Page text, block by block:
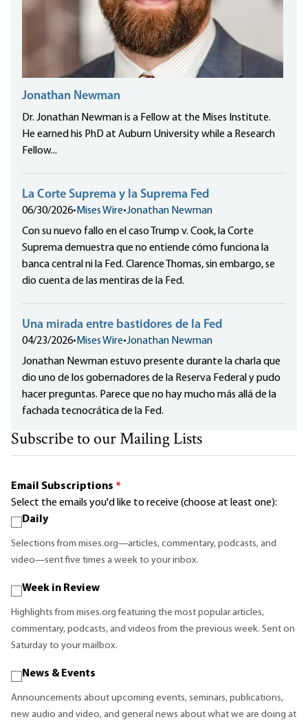
Jonathan Newman
Dr. Jonathan Newman is a Fellow at the Mises Institute.
He earned his PhD at Auburn University while a Research
Fellow...
La Corte Suprema y la Suprema Fed
06/30/2026•Mises Wire•Jonathan Newman
Con su nuevo fallo en el caso Trump v. Cook, la Corte
Suprema demuestra que no entiende cómo funciona la
banca central ni la Fed. Clarence Thomas, sin embargo, se
dio cuenta de las mentiras de la Fed.
Una mirada entre bastidores de la Fed
04/23/2026•Mises Wire•Jonathan Newman
Jonathan Newman estuvo presente durante la charla que
dio uno de los gobernadores de la Reserva Federal y pudo
hacer preguntas. Parece que no hay mucho más allá de la
fachada tecnocrática de la Fed.
Subscribe to our Mailing Lists
Email Subscriptions *
Select the emails you'd like to receive (choose at least one):
Daily
Selections from mises.org—articles, commentary, podcasts, and
video—sent five times a week to your inbox.
Week in Review
Highlights from mises.org featuring the most popular articles,
commentary, podcasts, and videos from the previous week. Sent on
Saturday to your mailbox.
News & Events
Announcements about upcoming events, seminars, publications,
new audio and video, and general news about what we are doing at